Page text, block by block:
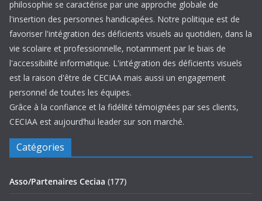
philosophie se caractérise par une approche globale de
l'insertion des personnes handicapées. Notre politique est de
favoriser l'intégration des déficients visuels au quotidien, dans la
vie scolaire et professionnelle, notamment par le biais de
l'accessibiilté informatique. L'intégration des déficients visuels
est la raison d'être de CECIAA mais aussi un engagement
personnel de toutes les équipes.
Grâce à la confiance et la fidélité témoignées par ses clients,
CECIAA est aujourd’hui leader sur son marché.
Catégories
Asso/Partenaires Ceciaa (177)